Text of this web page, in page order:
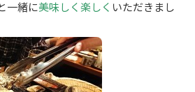
一緒に美味しく楽しく いただきまし